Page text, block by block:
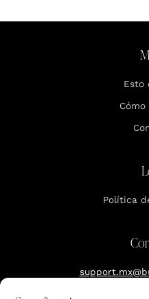
Esto
Política